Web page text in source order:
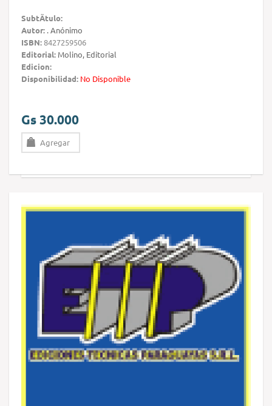
SubtÃ­tulo:
Autor: . Anónimo
ISBN:8427259506
Editorial: Molino, Editorial
Edicion:
Disponibilidad: No Disponible
Gs 30.000
Agregar